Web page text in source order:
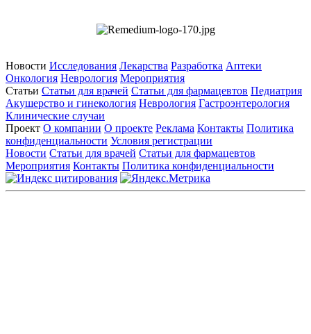
Новости Исследования Лекарства Разработка Аптеки
Онкология Неврология Мероприятия
Статьи Статьи для врачей Статьи для фармацевтов Педиатрия
Акушерство и гинекология Неврология Гастроэнтерология
Клинические случаи
Проект О компании О проекте Реклама Контакты Политика
конфиденциальности Условия регистрации
Новости Статьи для врачей Статьи для фармацевтов
Мероприятия Контакты Политика конфиденциальности